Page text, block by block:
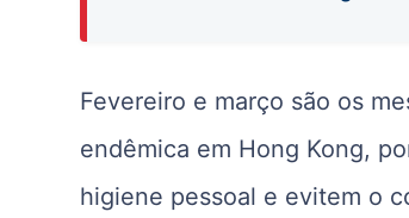
Fevereiro e março são os
endêmica em Hong Kong,
higiene pessoal e evitem o